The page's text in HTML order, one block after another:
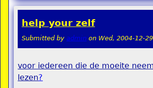
help your zelf
Submitted by admin on Wed, 2004-12-
voor iedereen die de moeite
lezen?